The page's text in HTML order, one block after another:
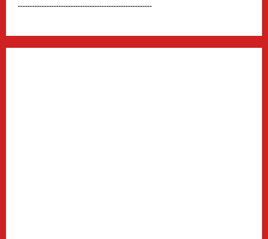
--------------------------------------------------------